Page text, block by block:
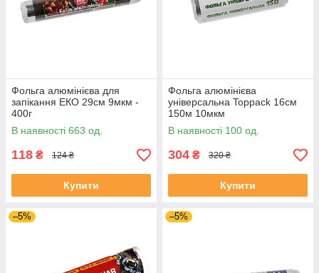
Фольга алюмінієва для
запікання ЕКО 29см 9мкм -
400г
В наявності 663 од.
118 ₴ 124 ₴
Купити
Фольга алюмінієва
універсальна Toppack 16см
150м 10мкм
В наявності 100 од.
304 ₴ 320 ₴
Купити
–5% –5%